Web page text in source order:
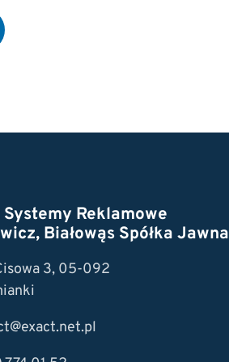
Reklamowe
Białowąs Spółka Jawna
3, 05-092